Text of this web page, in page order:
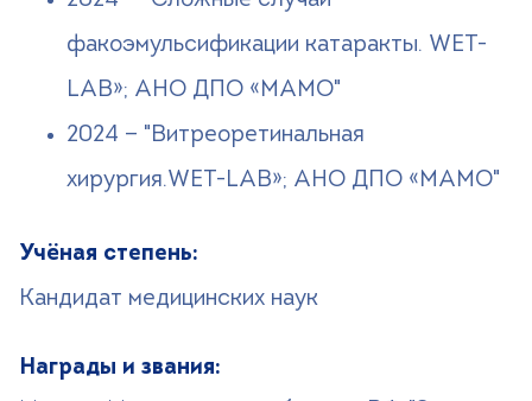
факоэмульсификации катаракты. WET-
LAB»; АНО ДПО «МАМО"
2024 — "Витреоретинальная
хирургия.WET-LAB»; АНО ДПО «МАМО"
Учёная степень:
Кандидат медицинских наук
Награды и звания: